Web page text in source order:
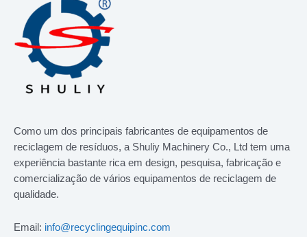
Como um dos principais fabricantes de equipamentos de
reciclagem de resíduos, a Shuliy Machinery Co., Ltd tem uma
experiência bastante rica em design, pesquisa, fabricação e
comercialização de vários equipamentos de reciclagem de
qualidade.
Email: info@recyclingequipinc.com